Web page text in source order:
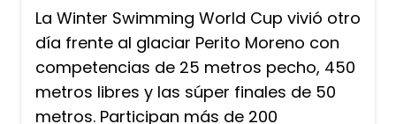
La Winter Swimming World Cup vivió otro
día frente al glaciar Perito Moreno con
competencias de 25 metros pecho, 450
metros libres y las súper finales de 50
metros. Participan más de 200